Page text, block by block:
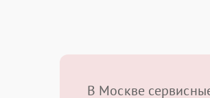
В Москве